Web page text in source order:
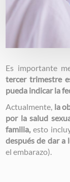
Es importante
tercer trimestre
pueda indicar la
Actualmente, la
por la salud
familia,esto
después de dar a
el embarazo).